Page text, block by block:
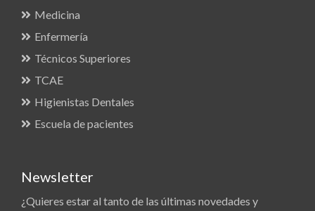
Medicina
Enfermería
Técnicos Superiores
TCAE
Higienistas Dentales
Escuela de pacientes
Newsletter
¿Quieres estar al tanto de las últimas novedades y